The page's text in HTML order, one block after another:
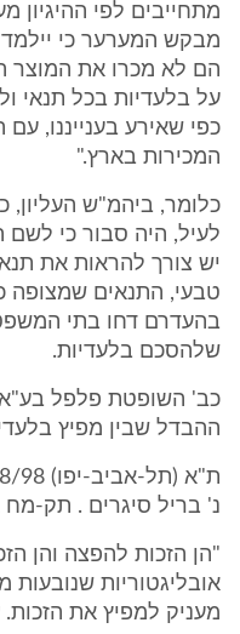
מתחייבים לפי
מבקש המערער כי
הם לא מכרו את המוצר
על בלעדיות בכל תנאי
כפי שאירע בענייננו,
המכירות בארץ."
כלומר, ביהמ"ש העליון,
לעיל, היה סבור כי לשם
יש צורך להראות את
טבעי, התנאים שמצופה
בהעדרם דחו בתי
שלהסכם בלעדיות.
ההבדל שבין מפיץ
נ' בריל סיגרים . תק-מח 2001(3), 1267 ,עמ' 1274.
"הן הזכות להפצה והן
אובליגטוריות
מעניק למפיץ את